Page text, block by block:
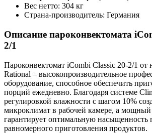
Вес нетто: 304 кг
Страна-производитель: Германия
Описание пароконвектомата
2/1
Пароконвектомат iCombi Classic 20-2/1 от
Rational – высокопроизводительное
оборудование, способное обеспечить
порций ежедневно. Благодаря системе
регулировкой влажности с шагом 10%
микроклимат в рабочей камере, а мощный
гарантирует оптимальную насыщенность
равномерного приготовления продуктов.